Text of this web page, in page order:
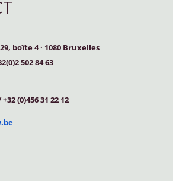
boîte 4· 1080 Bruxelles
502 84 63
(0)456 31 22 12